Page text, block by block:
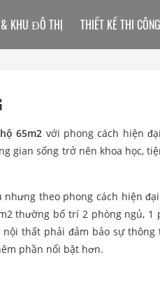
65m2 với phong cách hiện
gian sống trở nên khoa học,
theo phong cách hiện
thường bố trí 2 phòng ngủ, 1
thất phải đảm bảo sự thông
phần nổi bật hơn.
& KHU ĐÔ THỊ THIẾT KẾ THI